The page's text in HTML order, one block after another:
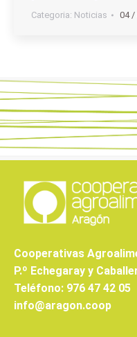
Categoria: Noticias 04 /
Cooperativas
P.º Echegaray y
Teléfono: 976 47 42 05
info@aragon.coop